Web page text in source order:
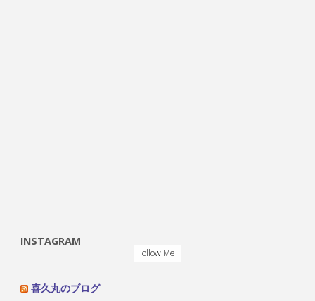
INSTAGRAM
Follow Me!
喜久丸のブログ